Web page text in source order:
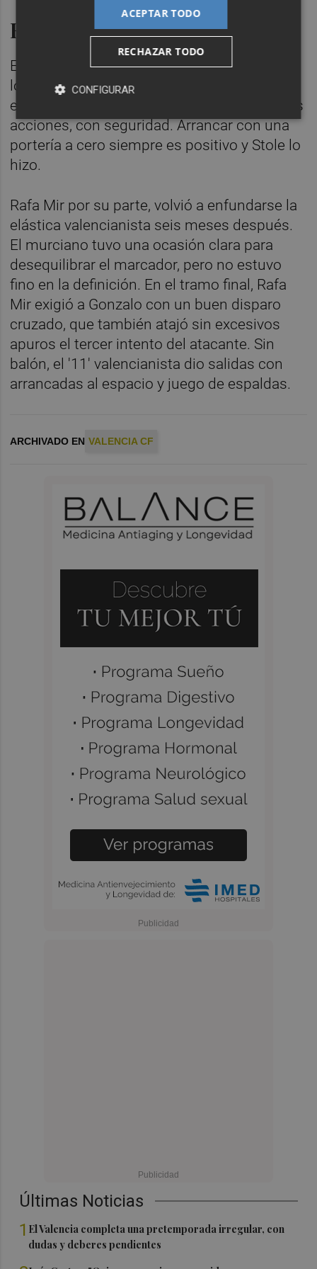
Últimas Noticias
1 El Valencia completa una pretemporada irregular, con
dudas y deberes pendientes
Rafa Mir y Dimitrievski
El guardameta entró directo al once y jugó
los 90 minutos. El macedonio no tuvo
excesivo trabajo, pero resolvió bien todas las
acciones, con seguridad. Arrancar con una
portería a cero siempre es positivo y Stole lo
hizo.
Rafa Mir por su parte, volvió a enfundarse la
elástica valencianista seis meses después.
El murciano tuvo una ocasión clara para
desequilibrar el marcador, pero no estuvo
fino en la definición. En el tramo final, Rafa
Mir exigió a Gonzalo con un buen disparo
cruzado, que también atajó sin excesivos
apuros el tercer intento del atacante. Sin
balón, el '11' valencianista dio salidas con
arrancadas al espacio y juego de espaldas.
ARCHIVADO EN VALENCIA CF
ACEPTAR TODO
RECHAZAR TODO
CONFIGURAR